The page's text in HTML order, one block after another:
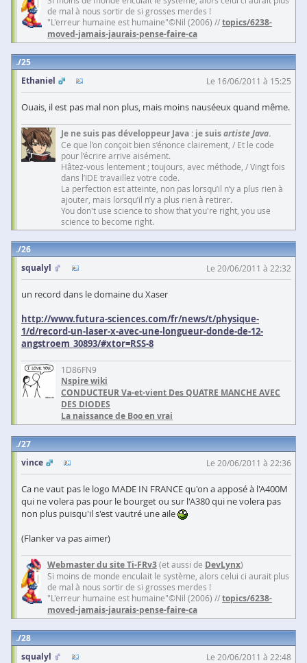
de mal à nous sortir de si grosses merdes !
"L'erreur humaine est humaine"©Nil (2006) //topics/6238-
moved-jamais-jaurais-pense-faire-ca
25
Ethaniel
Le 16/06/2011 à 15:25
Ouais, il est pas mal non plus, mais moins nauséeux quand même.
Je ne suis pas développeur Java : je suisartiste Java.
Ce que l’on conçoit bien s’énonce clairement, / Et le code
pour l’écrire arrive aisément.
Hâtez-vous lentement ; toujours, avec méthode, / Vingt fois
dans l’IDE travaillez votre code.
La perfection est atteinte, non pas lorsqu’il n’y a plus rien à
ajouter, mais lorsqu’il n’y a plus rien à retirer.
You don't use science to show that you're right, you use
science to become right.
26
squalyl
Le 20/06/2011 à 22:32
un record dans le domaine du Xaser
http://www.futura-sciences.com/fr/news/t/physique-
1/d/record-un-laser-x-avec-une-longueur-donde-de-12-
angstroem_30893/#xtor=RSS-8
1D86FN9
Nspire wiki
CONDUCTEUR Va-et-vient Des QUATRE MANCHE AVEC
DES DIODES
La naissance de Boo en vrai
27
vince
Le 20/06/2011 à 22:36
Ca ne vaut pas le logo MADE IN FRANCE qu'on a apposé à l'A400M
qui ne volera pas pour le bourget ou sur l'A380 qui ne volera pas
non plus puisqu'il s'est vautré une aile
(Flanker va pas aimer)
Webmaster du site Ti-FRv3(et aussi de DevLynx)
Si moins de monde enculait le système, alors celui ci aurait plus
de mal à nous sortir de si grosses merdes !
"L'erreur humaine est humaine"©Nil (2006) //topics/6238-
moved-jamais-jaurais-pense-faire-ca
28
squalyl
Le 20/06/2011 à 22:48